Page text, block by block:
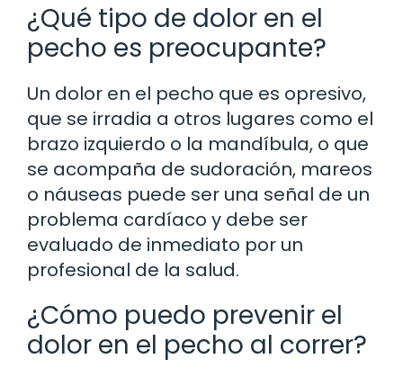
¿Qué tipo de dolor en el
pecho es preocupante?
Un dolor en el pecho que es opresivo,
que se irradia a otros lugares como el
brazo izquierdo o la mandíbula, o que
se acompaña de sudoración, mareos
o náuseas puede ser una señal de un
problema cardíaco y debe ser
evaluado de inmediato por un
profesional de la salud.
¿Cómo puedo prevenir el
dolor en el pecho al correr?